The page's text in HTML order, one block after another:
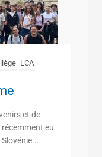
LCA
et de
eu